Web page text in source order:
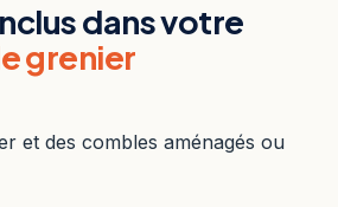
dans votre
grenier
et des combles aménagés ou